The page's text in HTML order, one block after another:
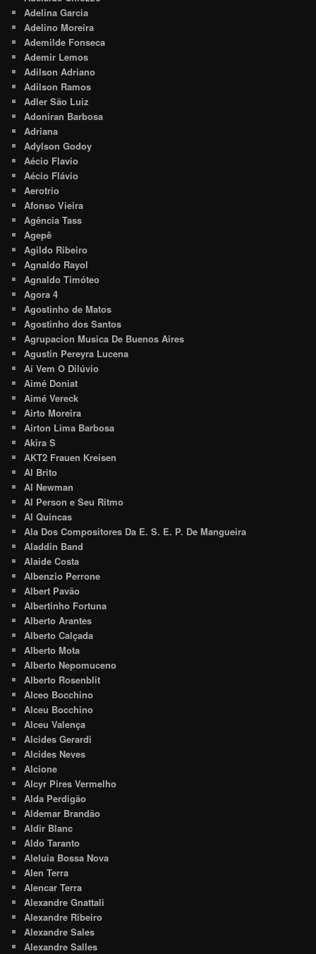
Adelina Garcia
Adelino Moreira
Ademilde Fonseca
Ademir Lemos
Adilson Adriano
Adilson Ramos
Adler São Luiz
Adoniran Barbosa
Adriana
Adylson Godoy
Aécio Flavio
Aécio Flávio
Aerotrio
Afonso Vieira
Agência Tass
Agepê
Agildo Ribeiro
Agnaldo Rayol
Agnaldo Timóteo
Agora 4
Agostinho de Matos
Agostinho dos Santos
Agrupacion Musica De Buenos Aires
Agustin Pereyra Lucena
Aí Vem O Dilúvio
Aimé Doniat
Aimé Vereck
Airto Moreira
Airton Lima Barbosa
Akira S
AKT2 Frauen Kreisen
Al Brito
Al Newman
Al Person e Seu Ritmo
Al Quincas
Ala Dos Compositores Da E. S. E. P. De Mangueira
Aladdin Band
Alaide Costa
Albenzio Perrone
Albert Pavão
Albertinho Fortuna
Alberto Arantes
Alberto Calçada
Alberto Mota
Alberto Nepomuceno
Alberto Rosenblit
Alceo Bocchino
Alceu Bocchino
Alceu Valença
Alcides Gerardi
Alcides Neves
Alcione
Alcyr Pires Vermelho
Alda Perdigão
Aldemar Brandão
Aldir Blanc
Aldo Taranto
Aleluia Bossa Nova
Alen Terra
Alencar Terra
Alexandre Gnattali
Alexandre Ribeiro
Alexandre Sales
Alexandre Salles